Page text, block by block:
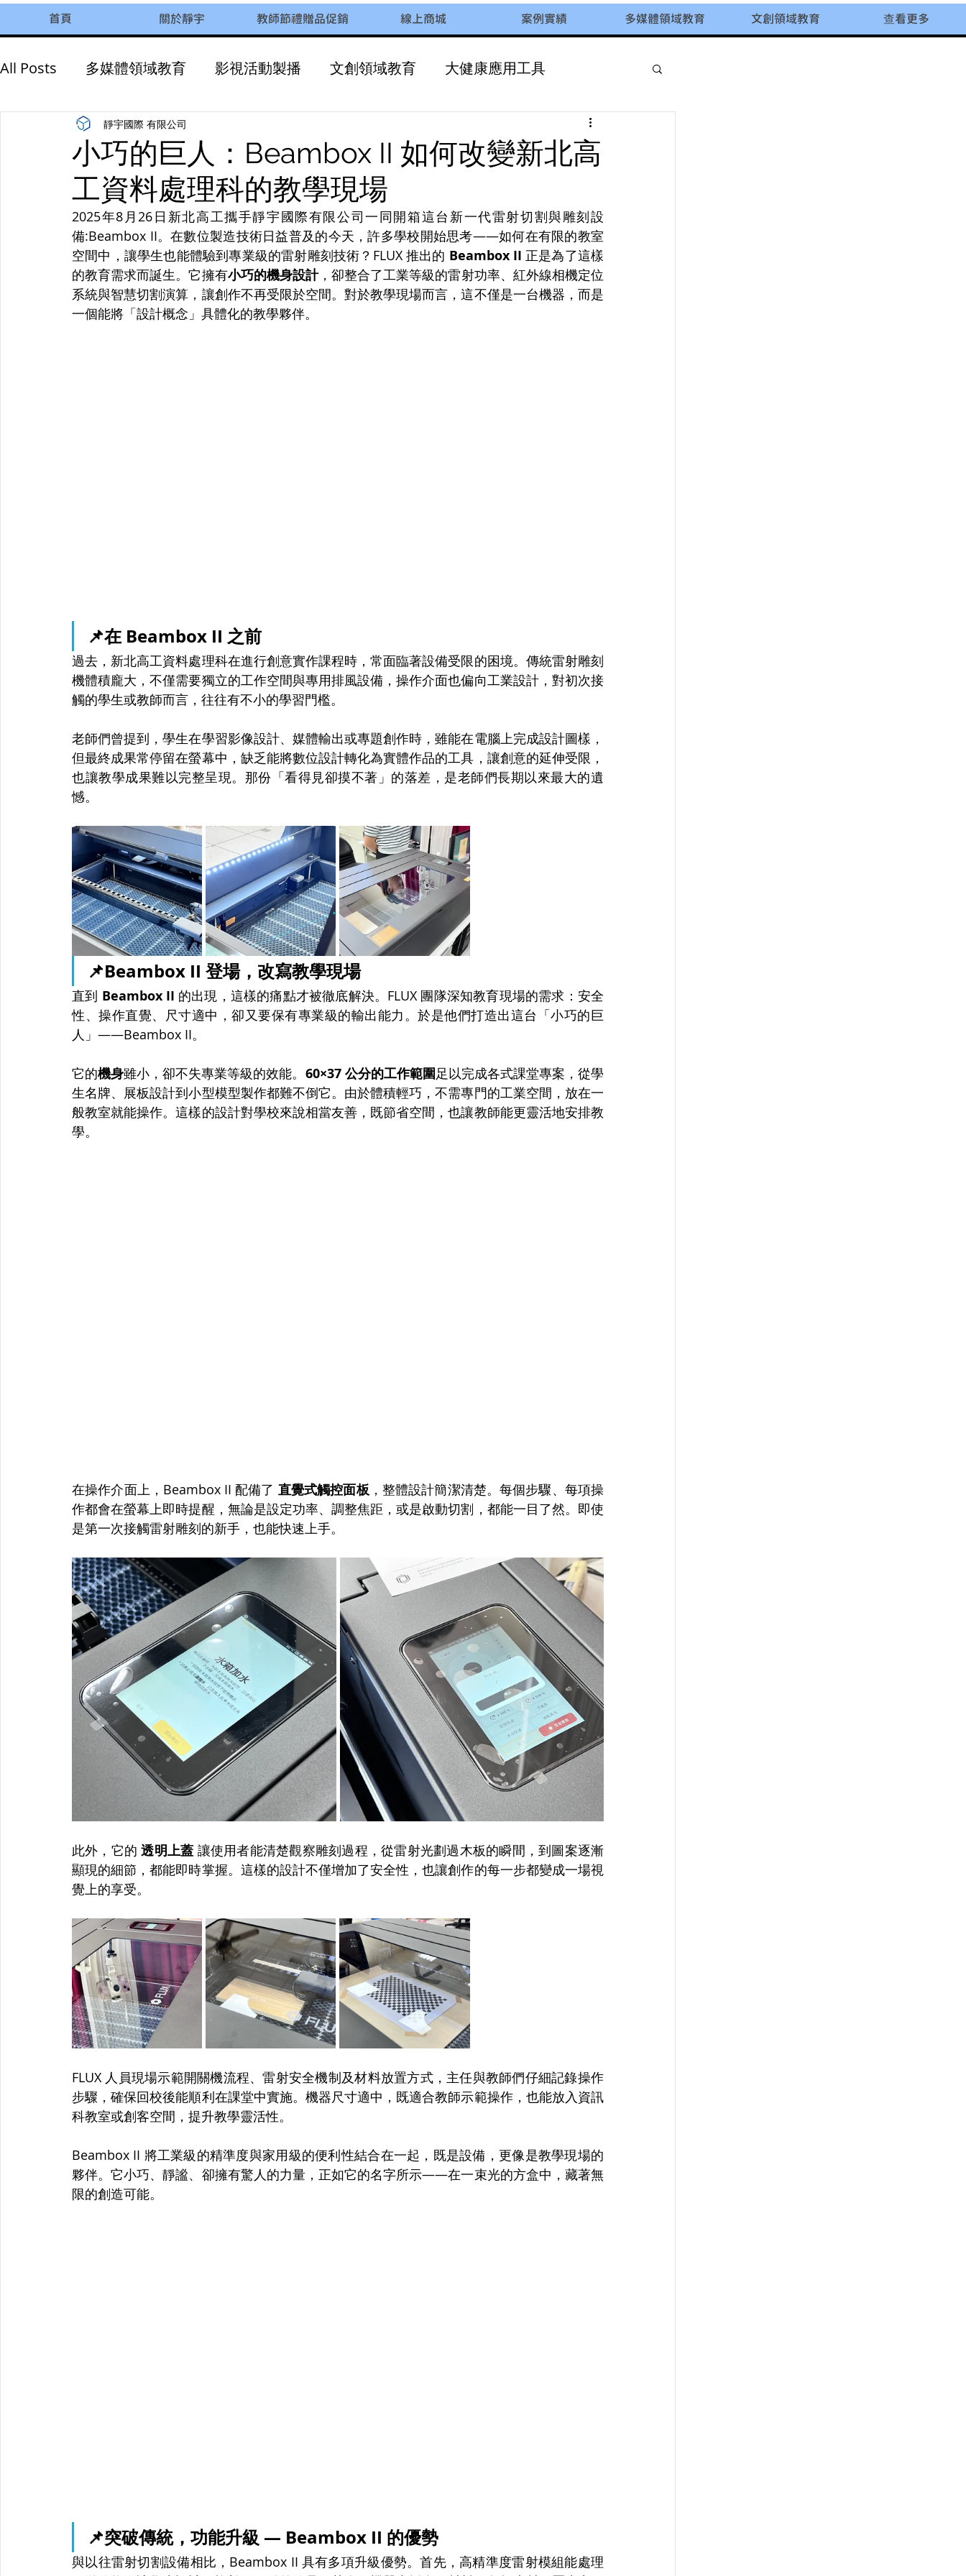
首頁 關於靜宇 教師節禮贈品促銷 線上商城 案例實績 多媒體領域教育 文創領域教育 查看更多
All Posts 多媒體領域教育 影視活動製播 文創領域教育 大健康應用工具
AI智慧教育 永續發展
小巧的巨人：Beambox II 如何改變新北高
工資料處理科的教學現場
靜宇國際 有限公司
2025年8月26日新北高工攜手靜宇國際有限公司一同開箱這台新一代雷射切割與雕刻設
備:Beambox II。在數位製造技術日益普及的今天，許多學校開始思考——如何在有限的教室
空間中，讓學生也能體驗到專業級的雷射雕刻技術？FLUX 推出的 Beambox II 正是為了這樣
的教育需求而誕生。它擁有小巧的機身設計，卻整合了工業等級的雷射功率、紅外線相機定位
系統與智慧切割演算，讓創作不再受限於空間。對於教學現場而言，這不僅是一台機器，而是
一個能將「設計概念」具體化的教學夥伴。
📌在 Beambox II 之前
過去，新北高工資料處理科在進行創意實作課程時，常面臨著設備受限的困境。傳統雷射雕刻
機體積龐大，不僅需要獨立的工作空間與專用排風設備，操作介面也偏向工業設計，對初次接
觸的學生或教師而言，往往有不小的學習門檻。
老師們曾提到，學生在學習影像設計、媒體輸出或專題創作時，雖能在電腦上完成設計圖樣，
但最終成果常停留在螢幕中，缺乏能將數位設計轉化為實體作品的工具，讓創意的延伸受限，
也讓教學成果難以完整呈現。那份「看得見卻摸不著」的落差，是老師們長期以來最大的遺
憾。
📌Beambox II 登場，改寫教學現場
直到 Beambox II 的出現，這樣的痛點才被徹底解決。FLUX 團隊深知教育現場的需求：安全
性、操作直覺、尺寸適中，卻又要保有專業級的輸出能力。於是他們打造出這台「小巧的巨
人」——Beambox II。
它的機身雖小，卻不失專業等級的效能。 60×37 公分的工作範圍足以完成各式課堂專案，從學
生名牌、展板設計到小型模型製作都難不倒它。由於體積輕巧，不需專門的工業空間，放在一
般教室就能操作。這樣的設計對學校來說相當友善，既節省空間，也讓教師能更靈活地安排教
學。
在操作介面上，Beambox II 配備了 直覺式觸控面板 ，整體設計簡潔清楚。每個步驟、每項操
作都會在螢幕上即時提醒，無論是設定功率、調整焦距，或是啟動切割，都能一目了然。即使
是第一次接觸雷射雕刻的新手，也能快速上手。
此外，它的 透明上蓋 讓使用者能清楚觀察雕刻過程，從雷射光劃過木板的瞬間，到圖案逐漸
顯現的細節，都能即時掌握。這樣的設計不僅增加了安全性，也讓創作的每一步都變成一場視
覺上的享受。
FLUX 人員現場示範開關機流程、雷射安全機制及材料放置方式，主任與教師們仔細記錄操作
步驟，確保回校後能順利在課堂中實施。機器尺寸適中，既適合教師示範操作，也能放入資訊
科教室或創客空間，提升教學靈活性。
Beambox II 將工業級的精準度與家用級的便利性結合在一起，既是設備，更像是教學現場的
夥伴。它小巧、靜謐、卻擁有驚人的力量，正如它的名字所示——在一束光的方盒中，藏著無
限的創造可能。
📌突破傳統，功能升級 — Beambox II 的優勢
與以往雷射切割設備相比，Beambox II 具有多項升級優勢。首先，高精準度雷射模組能處理